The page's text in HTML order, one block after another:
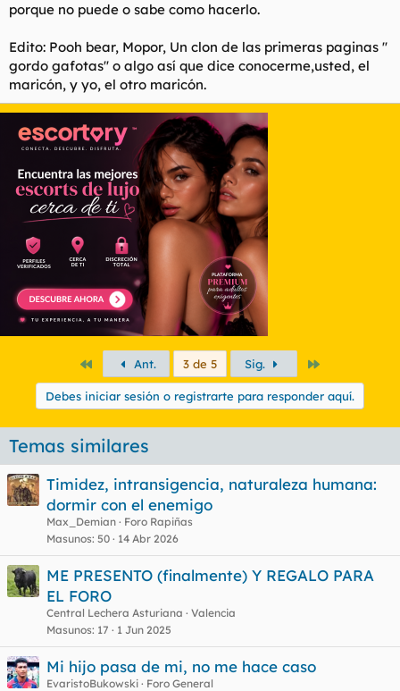
porque no puede o sabe como hacerlo.
Edito: Pooh bear, Mopor, Un clon de las primeras paginas ''
gordo gafotas'' o algo así que dice conocerme,usted, el
maricón, y yo, el otro maricón.
PrimeroAnt. 3 de 5 Sig.
Debes iniciar sesión o registrarte para responder aquí.
Temas similares
Timidez, intransigencia, naturaleza humana:
dormir con el enemigo
Max_Demian
Foro Rapiñas
Masunos 50 14 Abr 2026
ME PRESENTO (finalmente) Y REGALO PARA
EL FORO
Central Lechera Asturiana
Valencia
Masunos 17 1 Jun 2025
Mi hijo pasa de mi, no me hace caso
EvaristoBukowski
Foro General